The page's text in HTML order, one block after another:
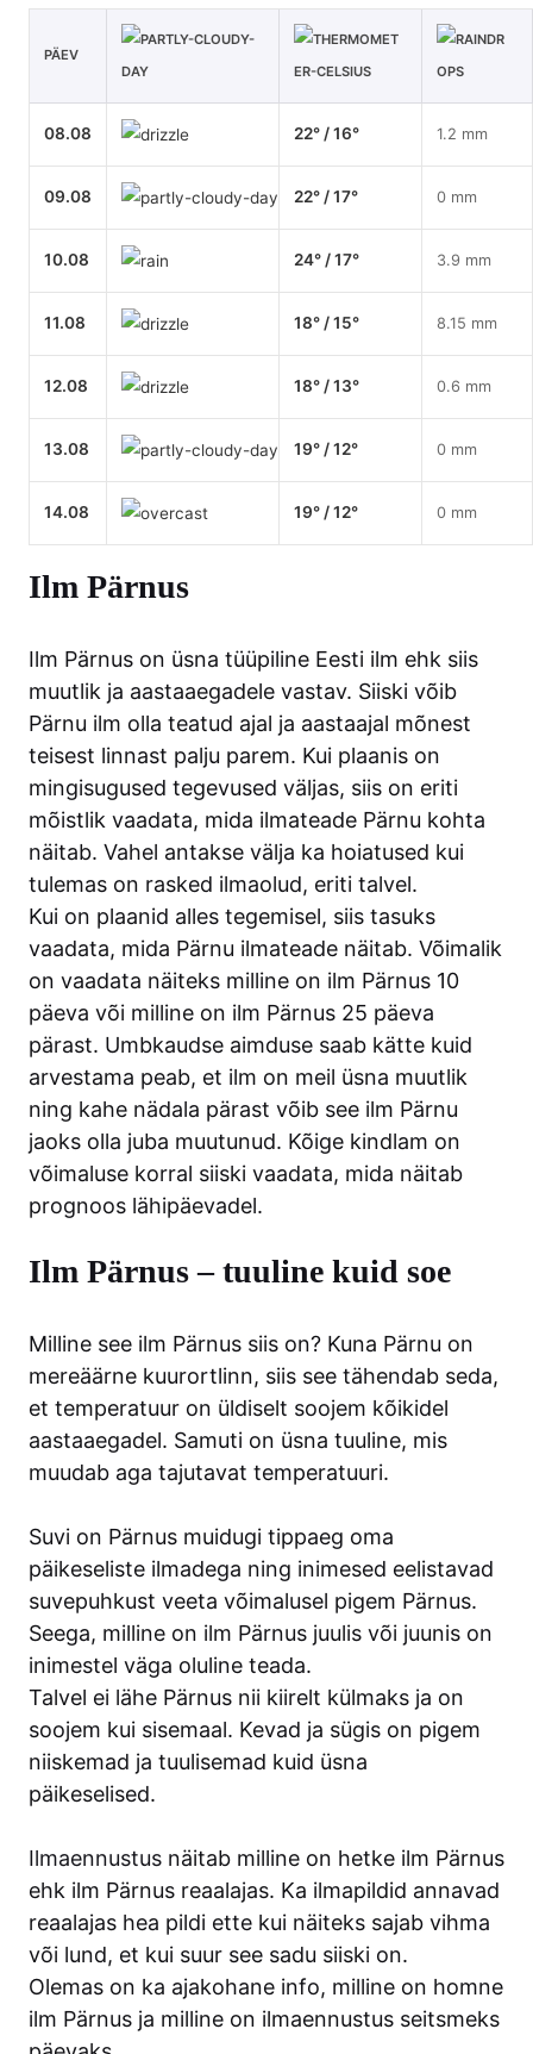
PÄEV
08.08 22° / 16° 1.2 mm
09.08 22° / 17° 0 mm
10.08 24° / 17° 3.9 mm
11.08 18° / 15° 8.15 mm
12.08 18° / 13° 0.6 mm
13.08 19° / 12° 0 mm
14.08 19° / 12° 0 mm
Ilm Pärnus
Ilm Pärnus on üsna tüüpiline Eesti ilm ehk siis
muutlik ja aastaaegadele vastav. Siiski võib
Pärnu ilm olla teatud ajal ja aastaajal mõnest
teisest linnast palju parem. Kui plaanis on
mingisugused tegevused väljas, siis on eriti
mõistlik vaadata, mida ilmateade Pärnu kohta
näitab. Vahel antakse välja ka hoiatused kui
tulemas on rasked ilmaolud, eriti talvel.
Kui on plaanid alles tegemisel, siis tasuks
vaadata, mida Pärnu ilmateade näitab. Võimalik
on vaadata näiteks milline on ilm Pärnus 10
päeva või milline on ilm Pärnus 25 päeva
pärast. Umbkaudse aimduse saab kätte kuid
arvestama peab, et ilm on meil üsna muutlik
ning kahe nädala pärast võib see ilm Pärnu
jaoks olla juba muutunud. Kõige kindlam on
võimaluse korral siiski vaadata, mida näitab
prognoos lähipäevadel.
Ilm Pärnus – tuuline kuid soe
Milline see ilm Pärnus siis on? Kuna Pärnu on
mereäärne kuurortlinn, siis see tähendab seda,
et temperatuur on üldiselt soojem kõikidel
aastaaegadel. Samuti on üsna tuuline, mis
muudab aga tajutavat temperatuuri.
Suvi on Pärnus muidugi tippaeg oma
päikeseliste ilmadega ning inimesed eelistavad
suvepuhkust veeta võimalusel pigem Pärnus.
Seega, milline on ilm Pärnus juulis või juunis on
inimestel väga oluline teada.
Talvel ei lähe Pärnus nii kiirelt külmaks ja on
soojem kui sisemaal. Kevad ja sügis on pigem
niiskemad ja tuulisemad kuid üsna
päikeselised.
Ilmaennustus näitab milline on hetke ilm Pärnus
ehk ilm Pärnus reaalajas. Ka ilmapildid annavad
reaalajas hea pildi ette kui näiteks sajab vihma
või lund, et kui suur see sadu siiski on.
Olemas on ka ajakohane info, milline on homne
ilm Pärnus ja milline on ilmaennustus seitsmeks